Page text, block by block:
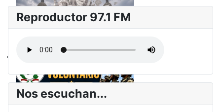
Reproductor 97.1 FM
Nos escuchan...